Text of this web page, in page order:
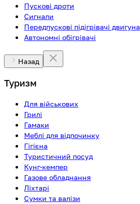
Пускові дроти
Сигнали
Передпускові підігрівачі двигуна
Автономні обігрівачі
Назад
Туризм
Для військових
Грилі
Гамаки
Меблі для відпочинку
Гігієна
Туристичний посуд
Кунг-кемпер
Газове обладнання
Ліхтарі
Сумки та валізи